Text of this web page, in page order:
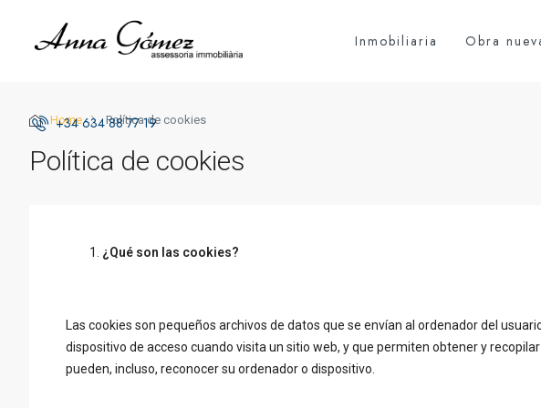
Inmobiliaria Obra
+34 634 88 77 19
Home Política de cookies
Política de cookies
¿Qué son las cookies?
Las cookies son pequeños archivos de datos que se envían al ordenador del
dispositivo de acceso cuando visita un sitio web, y que permiten obtener y
pueden, incluso, reconocer su ordenador o dispositivo.